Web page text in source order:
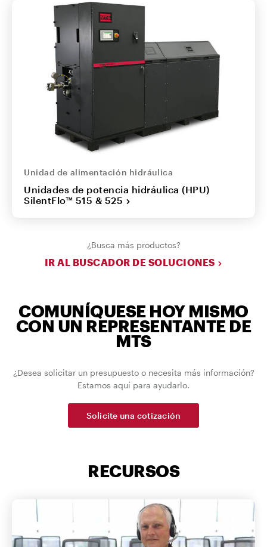
Unidad de alimentación hidráulica
Unidades de potencia hidráulica (HPU)
SilentFlo™ 515 & 525
¿Busca más productos?
IR AL BUSCADOR DE SOLUCIONES
COMUNÍQUESE HOY MISMO
CON UN REPRESENTANTE DE
MTS
¿Desea solicitar un presupuesto o necesita más información?
Estamos aquí para ayudarlo.
Solicite una cotización
RECURSOS